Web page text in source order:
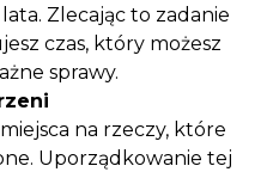
Zlecając to zadanie
czas, który możesz
sprawy.
na rzeczy, które
Uporządkowanie tej